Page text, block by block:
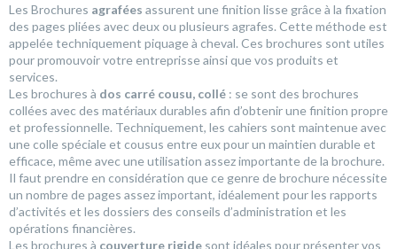
Les Brochures agrafées assurent une finition lisse grâce à la fixation
des pages pliées avec deux ou plusieurs agrafes. Cette méthode est
appelée techniquement piquage à cheval. Ces brochures sont utiles
pour promouvoir votre entreprisse ainsi que vos produits et
services.
Les brochures à dos carré cousu, collé : se sont des brochures
collées avec des matériaux durables afin d’obtenir une finition propre
et professionnelle. Techniquement, les cahiers sont maintenue avec
une colle spéciale et cousus entre eux pour un maintien durable et
efficace, même avec une utilisation assez importante de la brochure.
Il faut prendre en considération que ce genre de brochure nécessite
un nombre de pages assez important, idéalement pour les rapports
d’activités et les dossiers des conseils d’administration et les
opérations financières.
Les brochures à couverture rigide sont idéales pour présenter vos